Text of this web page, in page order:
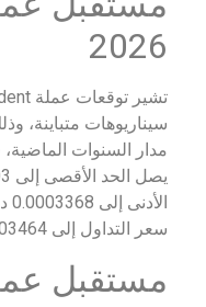
2026
سيناريوهات متباينة،
سعر التداول إلى 0.0003464 دولارًا أمريكيًا.